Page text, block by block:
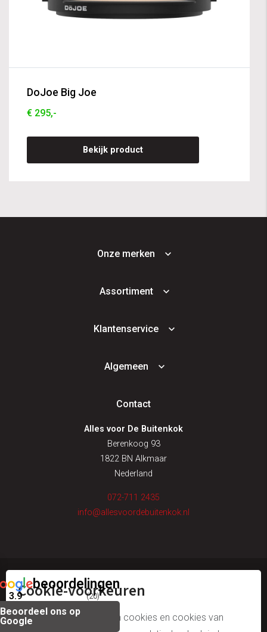
DoJoe Big Joe
€ 295,-
Bekijk product
Onze merken
Assortiment
Klantenservice
Algemeen
Contact
Alles voor De Buitenkok
Berenkoog 93
1822 BN Alkmaar
Nederland
072-711 2435
info@allesvoordebuitenkok.nl
© alles voor de buitenkok
algemene voorwaarden
beoordelingen
3.9 (20)
Beoordeel ons op
Google
Cookie-voorkeuren
Wij gebruiken onze eigen cookies en cookies van